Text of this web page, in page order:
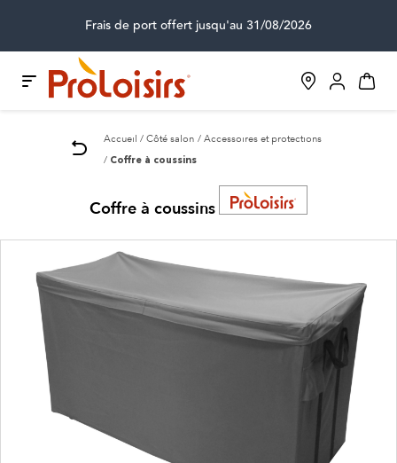
Frais de port offert jusqu'au 31/08/2026
Accueil Côté salon Accessoires et protections
Coffre à coussins
Coffre à coussins